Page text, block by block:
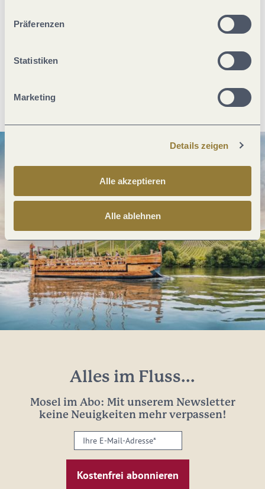
Präferenzen
Statistiken
Marketing
Details zeigen
Alle akzeptieren
Alle ablehnen
PDF erzeugen
Alles im Fluss...
Mosel im Abo: Mit unserem Newsletter
keine Neuigkeiten mehr verpassen!
Ihre
E-
Mail-
Adresse: